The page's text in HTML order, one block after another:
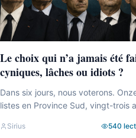
Le choix qui n’a jamais été
cyniques, lâches ou idiots ?
Dans six jours, nous voterons.
listes en Province Sud, vingt-trois
effaceront une partie des voix. Des
Sirius 540